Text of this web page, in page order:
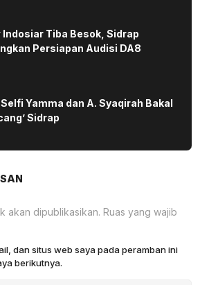
Indosiar Tiba Besok, Sidrap
Persiapan Audisi DA8
Yamma dan A. Syaqirah Bakal
Sidrap
akan dipublikasikan. Ruas yang wajib
dan situs web saya pada peramban ini
berikutnya.